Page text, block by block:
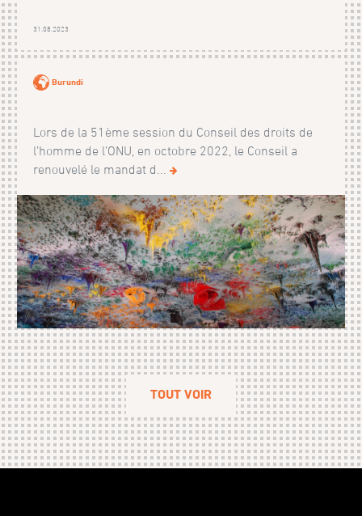
31.08.2023
Burundi
Lors de la 51ème session du Conseil des droits de
l’homme de l’ONU, en octobre 2022, le Conseil a
renouve­lé le mandat d...
TOUT VOIR